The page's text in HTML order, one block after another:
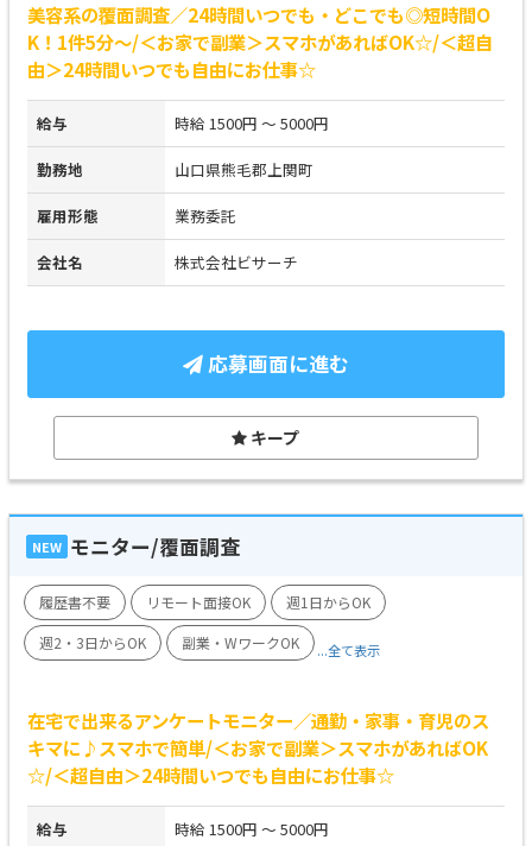
美容系の覆面調査／24時間いつでも・どこでも◎短時間O
K！1件5分～/＜お家で副業＞スマホがあればOK☆/＜超自
由＞24時間いつでも自由にお仕事☆
給与 時給 1500円 ～ 5000円
勤務地 山口県熊毛郡上関町
雇用形態 業務委託
会社名 株式会社ビサーチ
応募画面に進む
キープ
NEW モニター/覆面調査
履歴書不要 リモート面接OK
週1日からOK
週2・3日からOK
副業・WワークOK ...全て表示
在宅で出来るアンケートモニター／通勤・家事・育児のス
キマに♪スマホで簡単/＜お家で副業＞スマホがあればOK
☆/＜超自由＞24時間いつでも自由にお仕事☆
給与 時給 1500円 ～ 5000円